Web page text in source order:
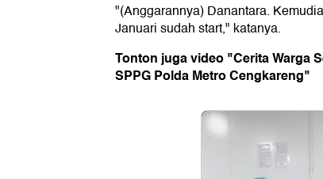
"(Anggarannya) Danantara.
Januari sudah start," katanya.
Tonton juga video "Cerita Warga
SPPG Polda Metro Cengkareng"